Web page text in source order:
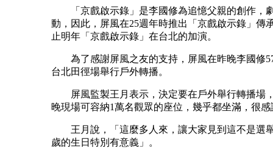
「京戲啟示錄」是李國修為追憶父親的創作，
動，因此，屏風在25週年時推出「京戲啟示錄」
止明年「京戲啟示錄」在台北的加演。
為了感謝屏風之友的支持，屏風在昨晚李國修
台北田徑場舉行戶外轉播。
屏風監製王月表示，決定要在戶外舉行轉播場
晚現場可容納1萬名觀眾的座位，幾乎都坐滿，很
王月說，「這麼多人來，讓大家見到這不是選
歲的生日特別有意義」。